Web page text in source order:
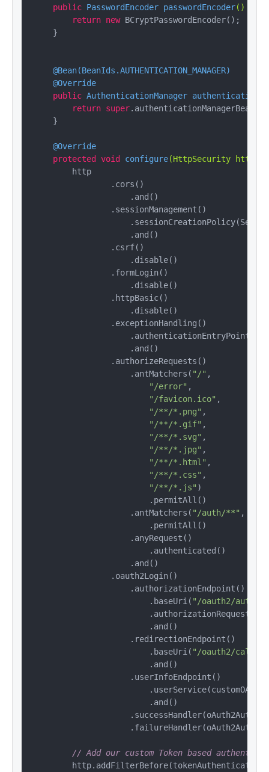
public PasswordEncoder passwordEncoder()
return new BCryptPasswordEncoder();
    }
@Bean(BeanIds.AUTHENTICATION_MANAGER)
@Override
public AuthenticationManager
return super.authenticationManagerBean();
    }
@Override
protected
void configure(HttpSecurity http)
        http
                .cors()
                    .and()
                .sessionManagement()
                    .and()
                .csrf()
                    .disable()
                .formLogin()
                    .disable()
                .httpBasic()
                    .disable()
                .exceptionHandling()
                    .authenticationEntryPoint(
                    .and()
                .authorizeRequests()
                    .antMatchers(
"/" ,
"/error" ,
"/favicon.ico" ,
"/**/*.png" ,
"/**/*.gif" ,
"/**/*.svg" ,
"/**/*.jpg" ,
"/**/*.html" ,
"/**/*.css" ,
"/**/*.js" )
                        .permitAll()
                    .antMatchers(
"/auth/**" ,
                        .permitAll()
                    .anyRequest()
                        .authenticated()
                    .and()
                .oauth2Login()
                    .authorizationEndpoint()
                        .baseUri(
"/oauth2/
                        .and()
                    .redirectionEndpoint()
                        .baseUri(
"/oauth2/
                        .and()
                    .userInfoEndpoint()
                        .and()
// Add our custom Token based